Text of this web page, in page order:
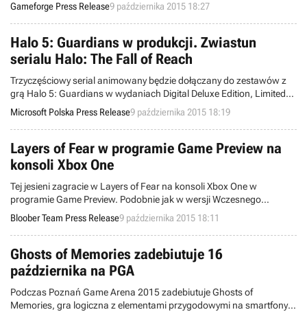
Gameforge Press Release9 października 2015 18:27
Halo 5: Guardians w produkcji. Zwiastun
serialu Halo: The Fall of Reach
Trzyczęściowy serial animowany będzie dołączany do zestawów z
grą Halo 5: Guardians w wydaniach Digital Deluxe Edition, Limited
Edition, Limited Collector’s Edition oraz w limitowanym zestawie
Halo 5: Guardians z konsolą Xbox One.
Microsoft Polska Press Release9 października 2015 18:19
Layers of Fear w programie Game Preview na
konsoli Xbox One
Tej jesieni zagracie w Layers of Fear na konsoli Xbox One w
programie Game Preview. Podobnie jak w wersji Wczesnego
Dostępu na platformie Steam, będziecie mogli rozpocząć przygodę z
grą jeszcze przed premierą.
Bloober Team Press Release9 października 2015 18:11
Ghosts of Memories zadebiutuje 16
października na PGA
Podczas Poznań Game Arena 2015 zadebiutuje Ghosts of
Memories, gra logiczna z elementami przygodowymi na smartfony i